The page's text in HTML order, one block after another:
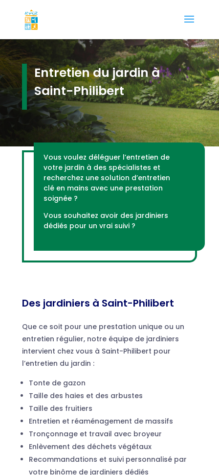
Entretien du jardin à
Saint-Philibert
Vous voulez déléguer l’entretien de
votre jardin à des spécialistes et
recherchez une solution d’entretien
clé en mains avec une prestation
soignée ?
Vous souhaitez avoir des jardiniers
dédiés pour un vrai suivi ?
Des jardiniers à Saint-Philibert
Que ce soit pour une prestation unique ou un
entretien régulier, notre équipe de jardiniers
intervient chez vous à Saint-Philibert pour
l’entretien du jardin :
Tonte de gazon
Taille des haies et des arbustes
Taille des fruitiers
Entretien et réaménagement de massifs
Tronçonnage et travail avec broyeur
Enlèvement des déchets végétaux
Recommandations et suivi personnalisé par
votre binôme de jardiniers dédiés